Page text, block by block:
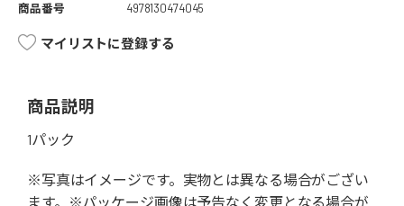
商品番号
4978130474045
マイリストに登録する
商品説明
1パック
※写真はイメージです。実物とは異なる場合がござい
ます。※パッケージ画像は予告なく変更となる場合が